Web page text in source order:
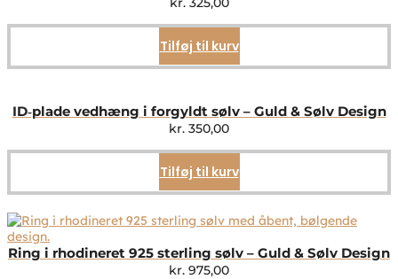
Tilføj til kurv
ID‑plade vedhæng i forgyldt sølv – Guld & Sølv Design
kr. 350,00
Tilføj til kurv
Ring i rhodineret 925 sterling sølv – Guld & Sølv Design
kr. 975,00